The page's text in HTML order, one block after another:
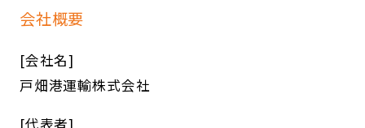
会社概要
[会社名]
戸畑港運輸株式会社